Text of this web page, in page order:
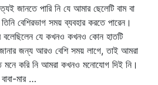
জানতে পারি নি যে আমার ছেলেটি বাম বা
বেশিরভাগ সময় ব্যবহার করতে পারেন।
যে কখনও কখনও কোন হাতটি
জানার জন্য আরও বেশি সময় লাগে, তাই আমরা
মনে করি নি আমরা কখনও মনোযোগ দিই নি।
মার …